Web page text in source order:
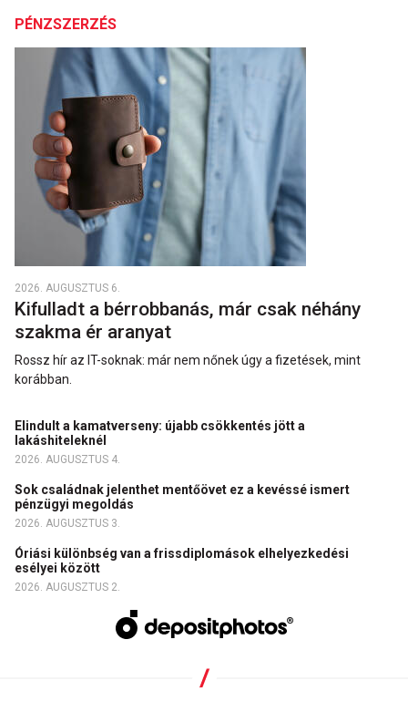
PÉNZSZERZÉS
2026. AUGUSZTUS 6.
Kifulladt a bérrobbanás, már csak néhány
szakma ér aranyat
Rossz hír az IT-soknak: már nem nőnek úgy a fizetések, mint
korábban.
Elindult a kamatverseny: újabb csökkentés jött a
lakáshiteleknél
2026. AUGUSZTUS 4.
Sok családnak jelenthet mentőövet ez a kevéssé ismert
pénzügyi megoldás
2026. AUGUSZTUS 3.
Óriási különbség van a frissdiplomások elhelyezkedési
esélyei között
2026. AUGUSZTUS 2.